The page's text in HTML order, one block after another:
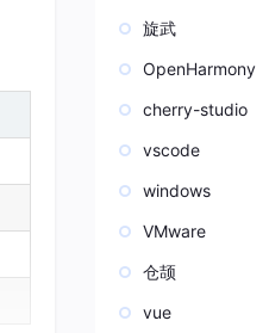
旋武
OpenHarmony
cherry-studio
vscode
windows
VMware
仓颉
vue